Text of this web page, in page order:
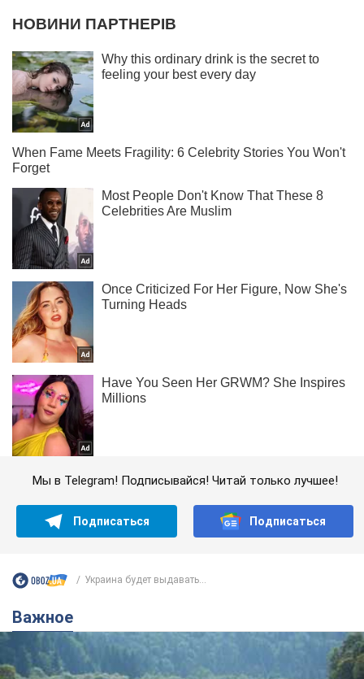
Мы в Telegram! Подписывайся! Читай только лучшее!
Подписаться Подписаться
Украина будет выдавать...
Важное